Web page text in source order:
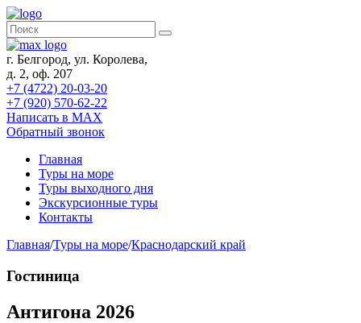
г. Белгород, ул. Королева,
д. 2, оф. 207
+7 (4722) 20-03-20
+7 (920) 570-62-22
Написать в MAX
Обратный звонок
Главная
Туры на море
Туры выходного дня
Экскурсионные туры
Контакты
Главная/Туры на море/Краснодарский край
Гостиница
Антигона 2026